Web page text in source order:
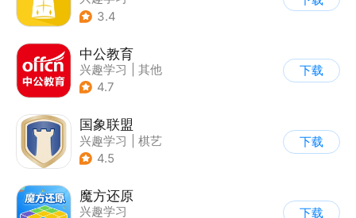
3.4
中公教育
兴趣学习
其他
4.7
下载
国象联盟
兴趣学习
棋艺
4.5
下载
魔方还原
兴趣学习
下载